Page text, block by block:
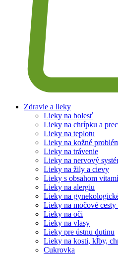
Zdravie a lieky
Lieky na bolesť
Lieky na chrípku a
Lieky na teplotu
Lieky na kožné
Lieky na trávenie
Lieky na nervový
Lieky na žily a cievy
Lieky s obsahom
Lieky na alergiu
Lieky na
Lieky na močové
Lieky na oči
Lieky na vlasy
Lieky pre ústnu dutinu
Lieky na kosti, kĺby,
Cukrovka